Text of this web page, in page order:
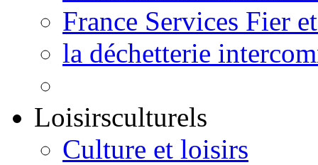
France Services Fier
la déchetterie
Loisirsculturels
Culture et loisirs